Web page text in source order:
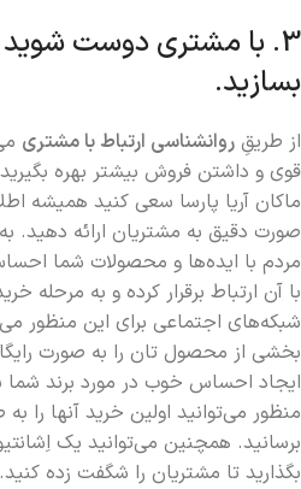
3. با مشتری دوست شوید
بسازید.
از طریقِ روانشناسی ارتباط با مشتری
قوی و داشتن فروش بیشتر بهره
ماکان آریا پارسا سعی کنید همیشه
صورت دقیق به مشتریان ارائه دهید.
مردم با ایده‌ها و محصولات شما
با آن ارتباط برقرار کرده و به مرحله
شبکه‌های اجتماعی برای این منظور
بخشی از محصول تان را به صورت
ایجاد احساس خوب در مورد برند شما
منظور می‌توانید اولین خرید آنها را
برسانید. همچنین می‌توانید یک
بگذارید تا مشتریان را شگفت زده کنید.